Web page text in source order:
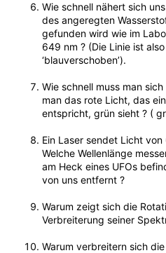
Wie schnell nähert sich
des angeregten
gefunden wird wie im
649 nm ? (Die Linie ist
‘blauverschoben’).
Wie schnell muss man
man das rote Licht, das
entspricht, grün sieht ? (
Ein Laser sendet Licht
Welche Wellenlänge
am Heck eines UFOs
von uns entfernt ?
Warum zeigt sich die
Verbreiterung seiner
Warum verbreitern sich